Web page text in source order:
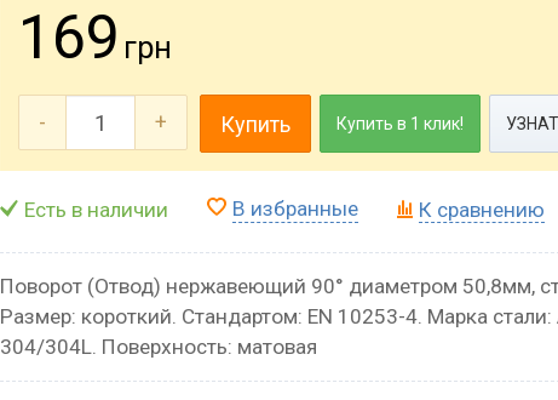
169 грн
- + Купить Купить в 1 клик!
Есть в наличии В избранные К сравнению
Поворот (Отвод) нержавеющий 90° диаметром 50,8мм,
Размер: короткий. Стандартом: EN 10253-4. Марка стали:
304/304L. Поверхность: матовая